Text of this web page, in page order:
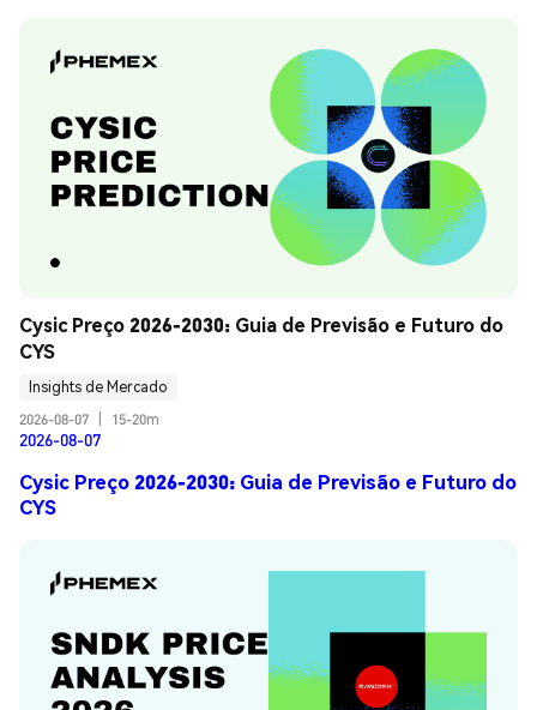
Cysic Preço 2026-2030: Guia de Previsão e Futuro do
CYS
Insights de Mercado
2026-08-07
15-20m
2026-08-07
Cysic Preço 2026-2030: Guia de Previsão e Futuro do
CYS